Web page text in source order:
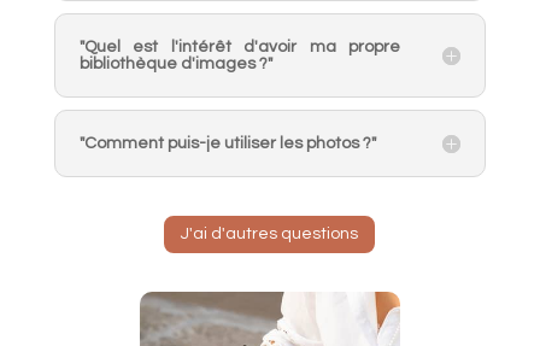
"Quel est l'intérêt d'avoir ma propre
bibliothèque d'images ?"
"Comment puis-je utiliser les photos ?"
J'ai d'autres questions